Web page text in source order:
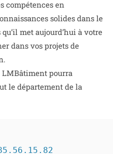
compétences en
solides dans le
met aujourd’hui à votre
dans vos projets de
LMBâtiment pourra
le département de la